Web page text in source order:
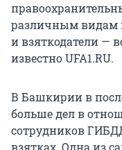
различным видам
и взяткодатели —
известно UFA1.RU.
В Башкирии в
больше дел в
сотрудников
взятках. Одна из